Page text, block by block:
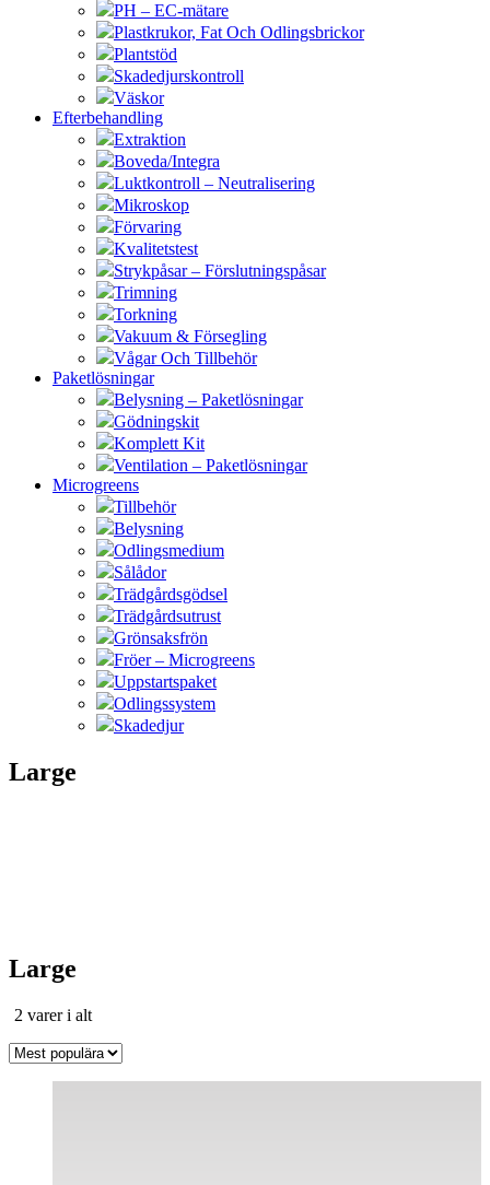
PH – EC-mätare
Plastkrukor, Fat Och Odlingsbrickor
Plantstöd
Skadedjurskontroll
Väskor
Efterbehandling
Extraktion
Boveda/Integra
Luktkontroll – Neutralisering
Mikroskop
Förvaring
Kvalitetstest
Strykpåsar – Förslutningspåsar
Trimning
Torkning
Vakuum & Försegling
Vågar Och Tillbehör
Paketlösningar
Belysning – Paketlösningar
Gödningskit
Komplett Kit
Ventilation – Paketlösningar
Microgreens
Tillbehör
Belysning
Odlingsmedium
Sålådor
Trädgårdsgödsel
Trädgårdsutrust
Grönsaksfrön
Fröer – Microgreens
Uppstartspaket
Odlingssystem
Skadedjur
Large
Large
2 varer i altSortera
popularitet